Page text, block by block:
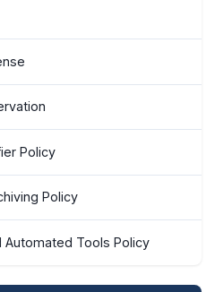
Policy
Policy
Automated Tools Policy